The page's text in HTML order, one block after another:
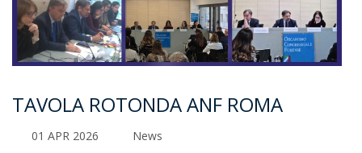
TAVOLA ROTONDA ANF ROMA
01 APR 2026
News